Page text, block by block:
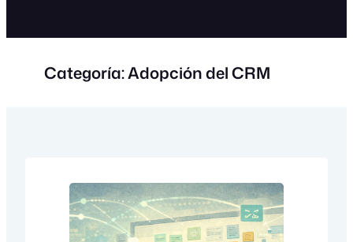
Categoría:Adopción del CRM